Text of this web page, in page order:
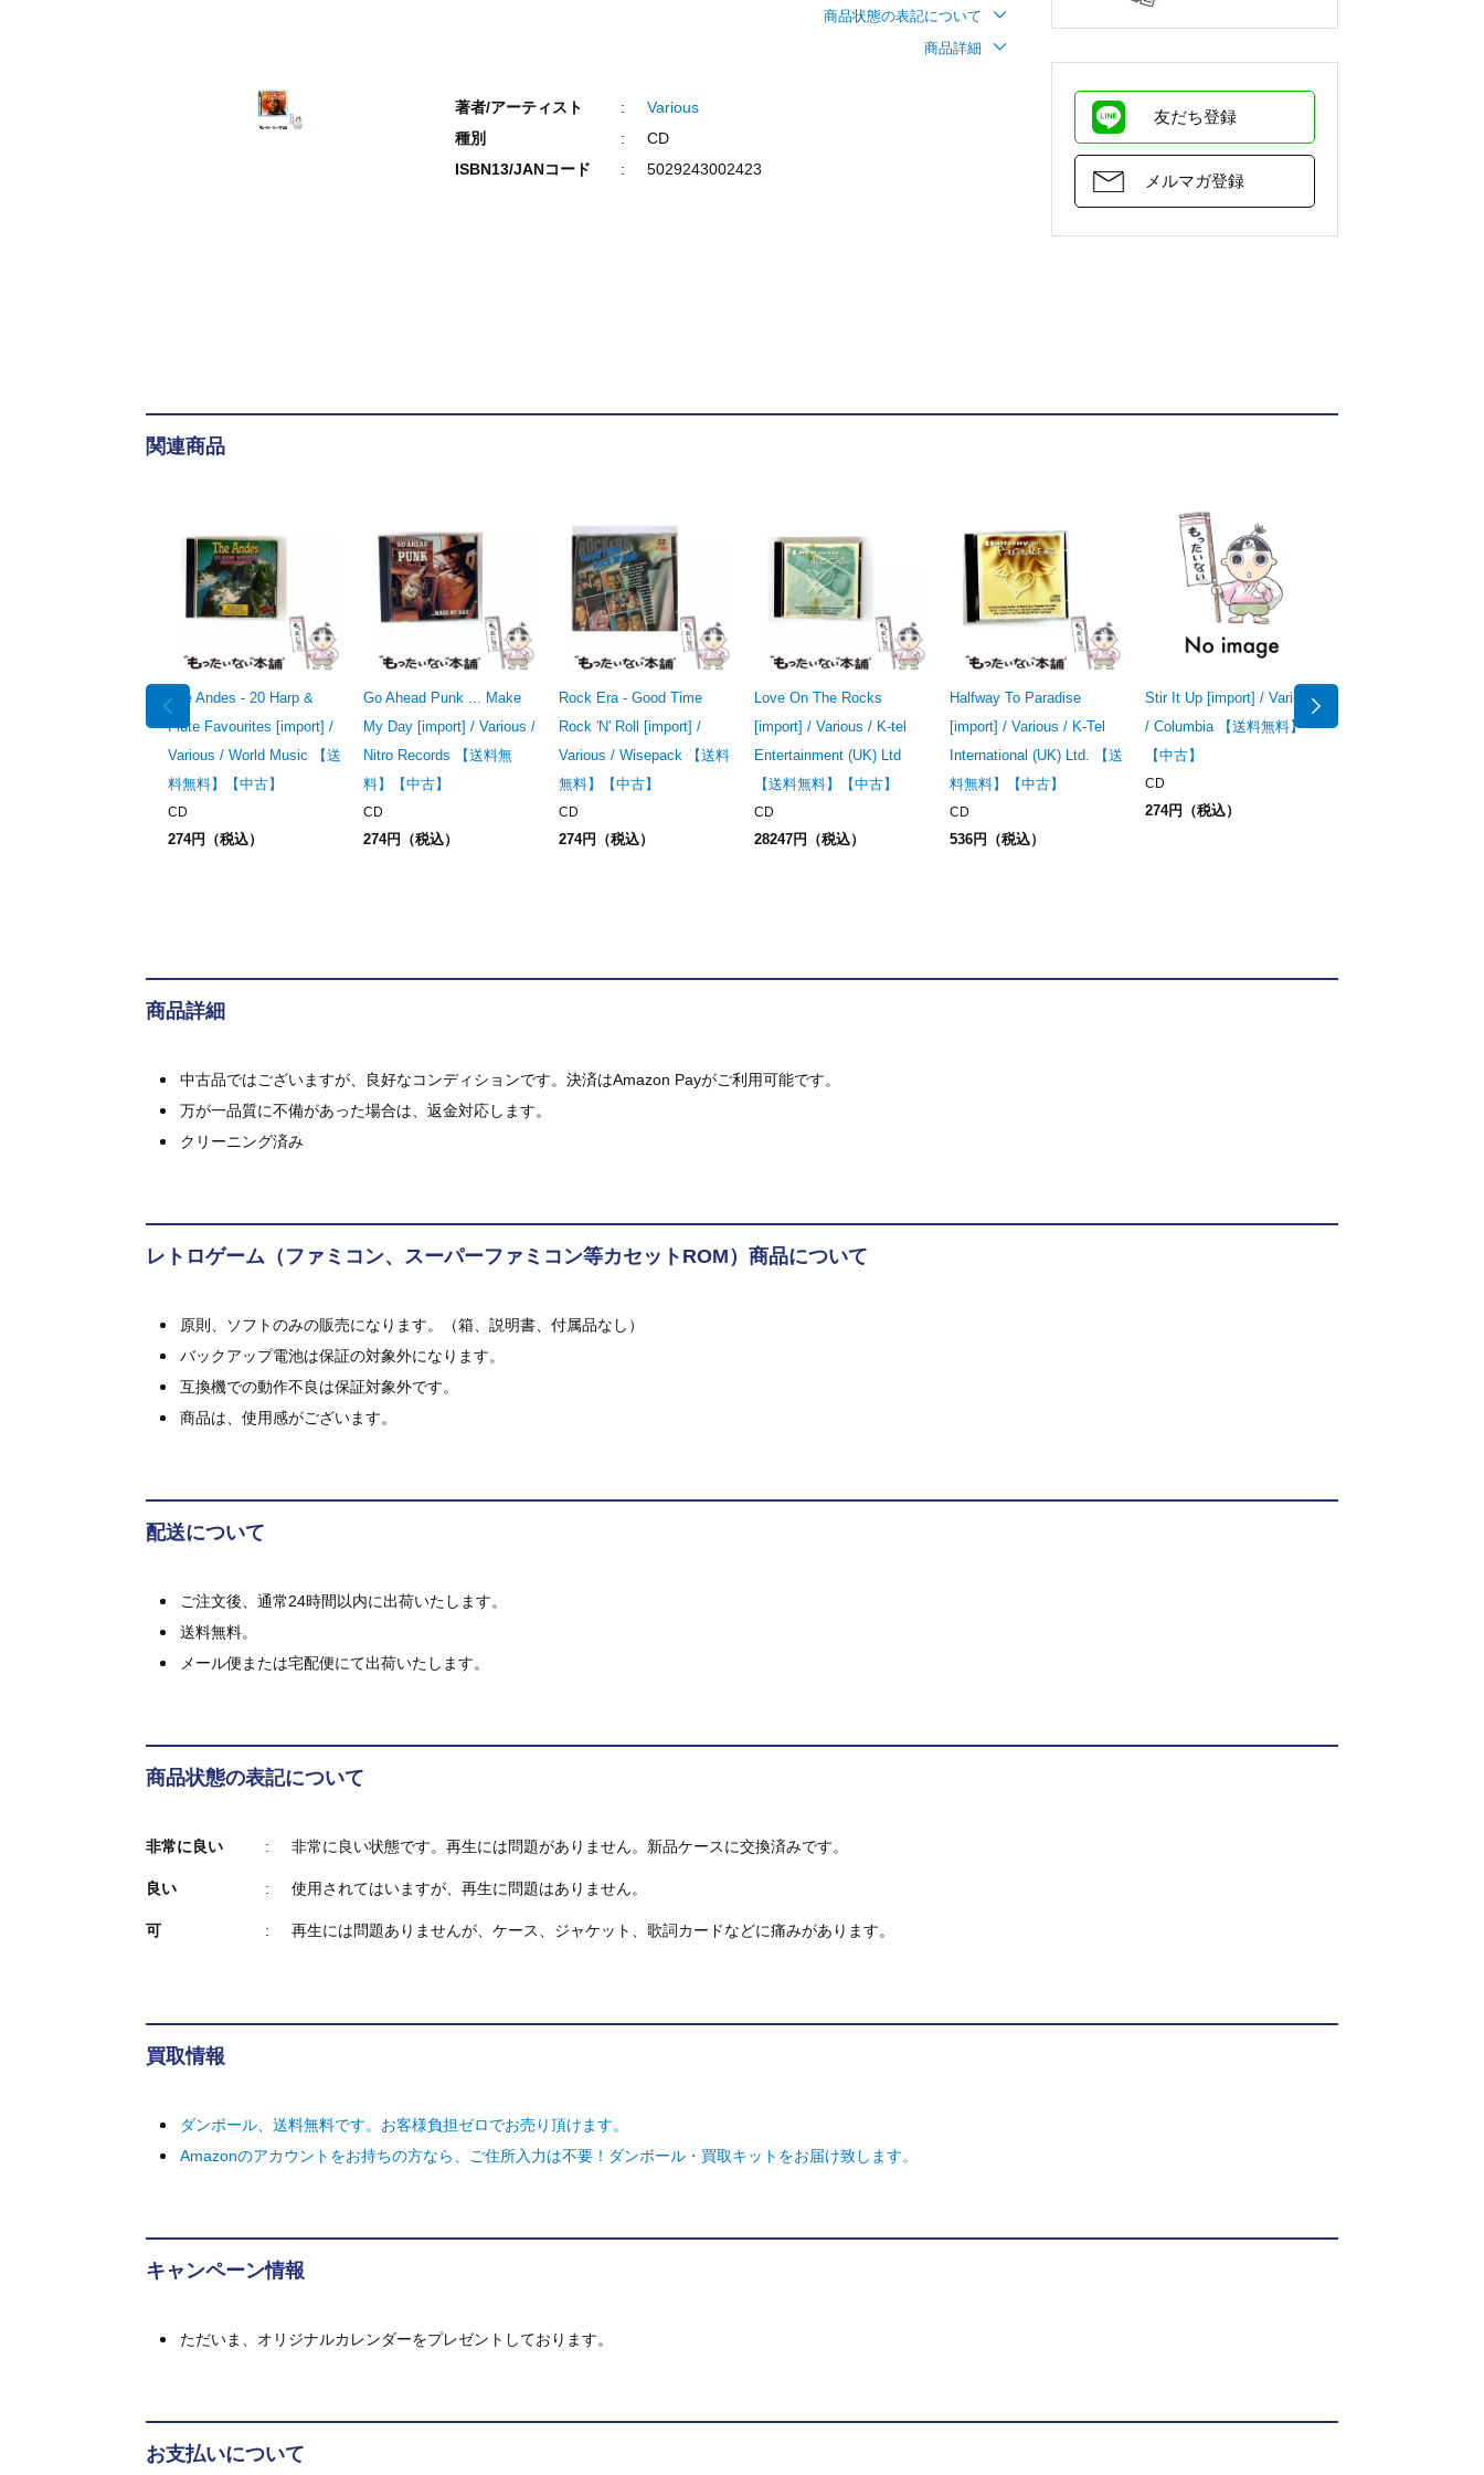
友だち登録
メルマガ登録
商品状態の表記について
商品詳細
著者/アーティスト
Various
種別
CD
ISBN13/JANコード
5029243002423
関連商品
The Andes - 20 Harp &
Flute Favourites [import] /
Various / World Music 【送
料無料】【中古】
CD
274円（税込）
Go Ahead Punk ... Make
My Day [import] / Various /
Nitro Records 【送料無
料】【中古】
CD
274円（税込）
Rock Era - Good Time
Rock 'N' Roll [import] /
Various / Wisepack 【送料
無料】【中古】
CD
274円（税込）
Love On The Rocks
[import] / Various / K-tel
Entertainment (UK) Ltd
【送料無料】【中古】
CD
28247円（税込）
Halfway To Paradise
[import] / Various / K-Tel
International (UK) Ltd. 【送
料無料】【中古】
CD
536円（税込）
Stir It Up [import] / Various
/ Columbia 【送料無料】
【中古】
CD
274円（税込）
商品詳細
中古品ではございますが、良好なコンディションです。決済はAmazon Payがご利用可能です。
万が一品質に不備があった場合は、返金対応します。
クリーニング済み
レトロゲーム（ファミコン、スーパーファミコン等カセットROM）商品について
原則、ソフトのみの販売になります。（箱、説明書、付属品なし）
バックアップ電池は保証の対象外になります。
互換機での動作不良は保証対象外です。
商品は、使用感がございます。
配送について
ご注文後、通常24時間以内に出荷いたします。
送料無料。
メール便または宅配便にて出荷いたします。
商品状態の表記について
非常に良い 非常に良い状態です。再生には問題がありません。新品ケースに交換済みです。
良い 使用されてはいますが、再生に問題はありません。
可 再生には問題ありませんが、ケース、ジャケット、歌詞カードなどに痛みがあります。
買取情報
ダンボール、送料無料です。お客様負担ゼロでお売り頂けます。
Amazonのアカウントをお持ちの方なら、ご住所入力は不要！ダンボール・買取キットをお届け致します。
キャンペーン情報
ただいま、オリジナルカレンダーをプレゼントしております。
お支払いについて